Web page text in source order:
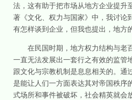
法，这有助于把市场从地方企业提升
著《文化、权力与国家》中，我讨论到
有怎样谈到企业，但我也提出，地方
在民国时期，地方权力结构与老
一直无法发展出一套行之有效的监管
跟文化与宗教机制是息息相关的。通
是能让人们一方面表达其对帝国秩序
式场所和事件被破坏，社会精英就会